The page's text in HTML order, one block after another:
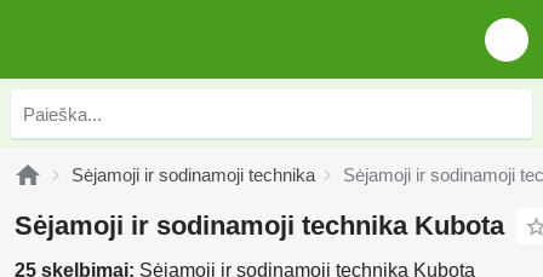
Sėjamoji ir sodinamoji technika Sėjamoji ir sodinamoji
Sėjamoji ir sodinamoji technika Kubota
25 skelbimai: Sėjamoji ir sodinamoji technika Kubota